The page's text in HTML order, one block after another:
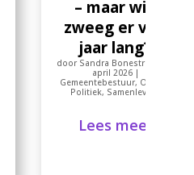
– maar wie
zweeg er vier
jaar lang?
door Sandra Bonestroo
april 2026|
Gemeentebestuur, Opinie
Politiek, Samenleving
Lees meer